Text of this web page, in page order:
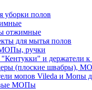
уборки полов
отжимные
для мытья полов
ручки
и держатели к
(плоские швабры),
мопов Vileda и Мопы
МОПы